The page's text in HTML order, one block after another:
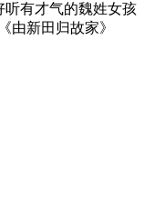
听有才气的魏姓女孩
新田归故家》